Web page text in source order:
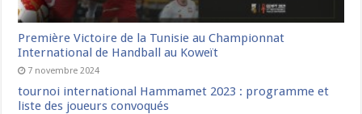
Première Victoire de la Tunisie au Championnat
International de Handball au Koweït
7 novembre 2024
tournoi international Hammamet 2023 : programme et
liste des joueurs convoqués